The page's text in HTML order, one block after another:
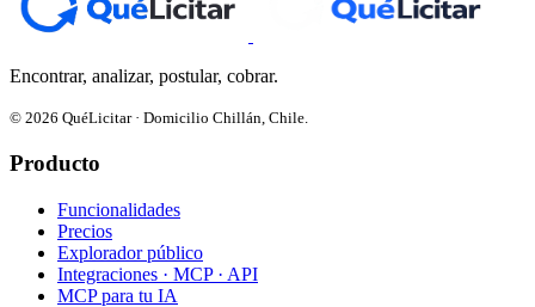
Encontrar, analizar, postular, cobrar.
© 2026 QuéLicitar · Domicilio Chillán, Chile.
Producto
Funcionalidades
Precios
Explorador público
Integraciones · MCP · API
MCP para tu IA